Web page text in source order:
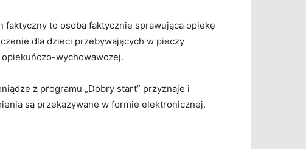
faktyczny to osoba faktycznie sprawująca opiekę
dla dzieci przebywających w pieczy
wychowawczej.
z programu „Dobry start” przyznaje i
są przekazywane w formie elektronicznej.